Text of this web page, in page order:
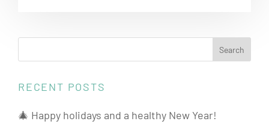
RECENT POSTS
🎄 Happy holidays and a healthy New Year!